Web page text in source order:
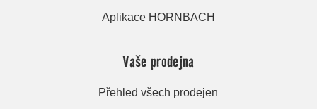
Aplikace HORNBACH
Vaše prodejna
Přehled všech prodejen